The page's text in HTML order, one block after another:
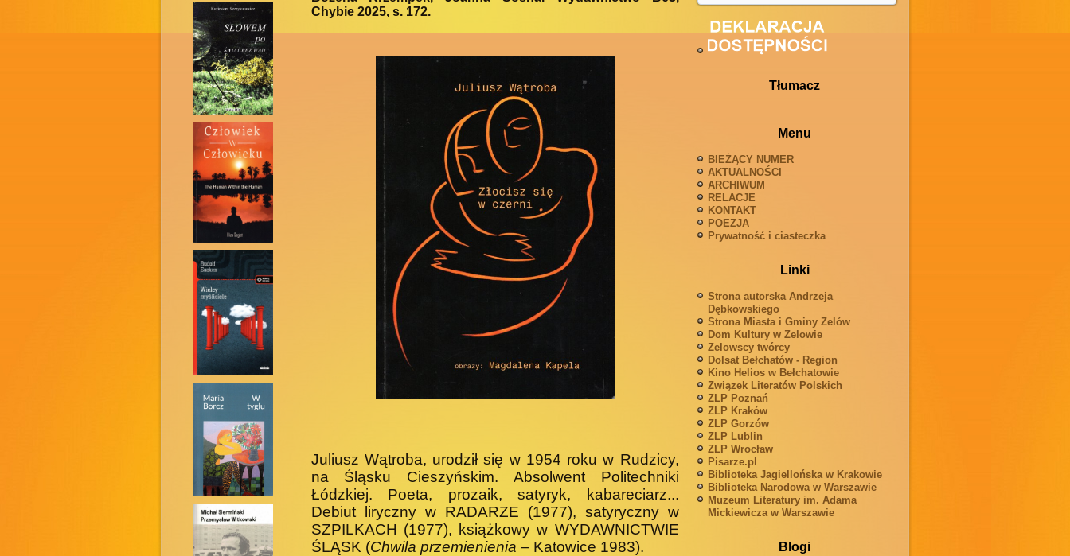
Chybie 2025, s. 172.
Juliusz Wątroba, urodził się w 1954 roku w Ru­dzicy,
na Śląsku Cieszyńskim. Absol­went Politechniki
Łódzkiej. Poeta, prozaik, satyryk, kabareciarz...
Debiut liryczny w RADARZE (1977), satyrycz­ny w
SZPILKACH (1977), książkowy w WYDAWNICTWIE
ŚLĄSK (Chwila przemienienia – Katowice 1983).
Tłumacz
Menu
BIEŻĄCY NUMER
AKTUALNOŚCI
ARCHIWUM
RELACJE
KONTAKT
POEZJA
Prywatność i ciasteczka
Linki
Strona autorska Andrzeja
Dębkowskiego
Strona Miasta i Gminy Zelów
Dom Kultury w Zelowie
Zelowscy twórcy
Dolsat Bełchatów - Region
Kino Helios w Bełchatowie
Związek Literatów Polskich
ZLP Poznań
ZLP Kraków
ZLP Gorzów
ZLP Lublin
ZLP Wrocław
Pisarze.pl
Biblioteka Jagiellońska w Krakowie
Biblioteka Narodowa w Warszawie
Muzeum Literatury im. Adama
Mickiewicza w Warszawie
Blogi